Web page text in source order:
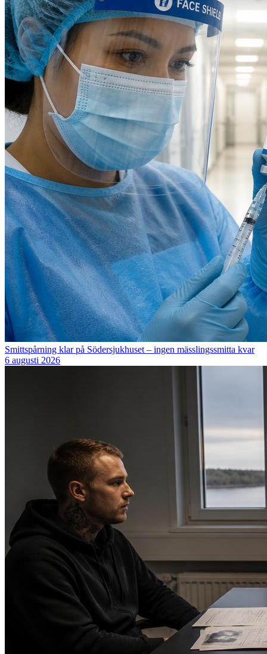
Smittspårning klar på Södersjukhuset – ingen mässlingssmitta kvar
6 augusti 2026